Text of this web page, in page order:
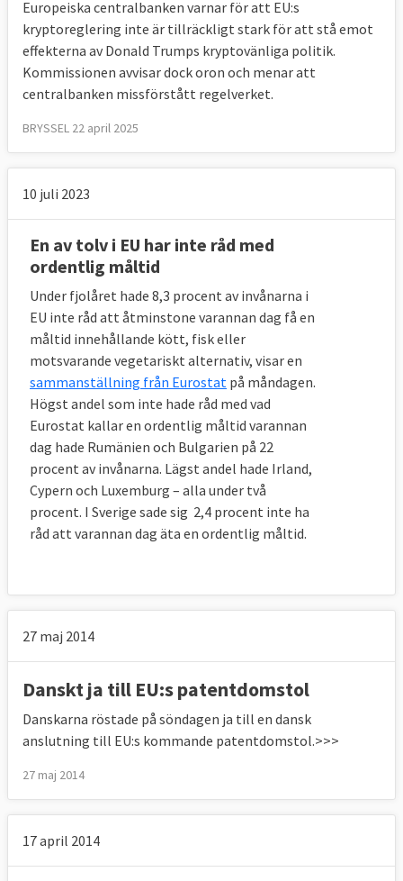
Europeiska centralbanken varnar för att EU:s
kryptoreglering inte är tillräckligt stark för att stå emot
effekterna av Donald Trumps kryptovänliga politik.
Kommissionen avvisar dock oron och menar att
centralbanken missförstått regelverket.
BRYSSEL 22 april 2025
10 juli 2023
En av tolv i EU har inte råd med
ordentlig måltid
Under fjolåret hade 8,3 procent av invånarna i
EU inte råd att åtminstone varannan dag få en
måltid innehållande kött, fisk eller
motsvarande vegetariskt alternativ, visar en
sammanställning från Eurostat på måndagen.
Högst andel som inte hade råd med vad
Eurostat kallar en ordentlig måltid varannan
dag hade Rumänien och Bulgarien på 22
procent av invånarna. Lägst andel hade Irland,
Cypern och Luxemburg – alla under två
procent. I Sverige sade sig 2,4 procent inte ha
råd att varannan dag äta en ordentlig måltid.
27 maj 2014
Danskt ja till EU:s patentdomstol
Danskarna röstade på söndagen ja till en dansk
anslutning till EU:s kommande patentdomstol.>>>
27 maj 2014
17 april 2014